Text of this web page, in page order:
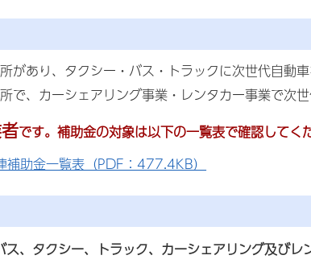
があり、タクシー・バス・トラックに次世代自動
で、カーシェアリング事業・レンタカー事業で次
です。補助金の対象は以下の一覧表で確認してく
補助金一覧表（PDF：477.4KB）
ス、タクシー、トラック、カーシェアリング及び